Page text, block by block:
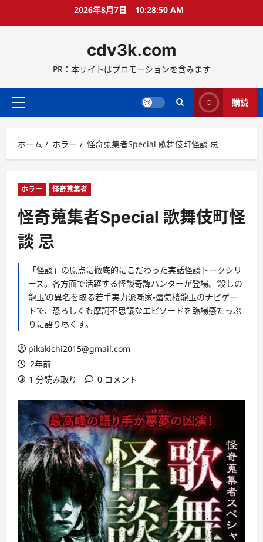
ス
ッ
2026年8月7日 10:28:52 AM
cdv3k.com
PR：本サイトはプロモーションを含みます
メ
メ
ニ
ー
購読
ホーム ホラー 怪奇蒐集者Special 歌舞伎町怪談 忌
ホラー 怪奇蒐集者
怪奇蒐集者Special 歌舞伎町怪
談 忌
「怪談」の原点に徹底的にこだわった実話怪談トークシリ
ーズ。各方面で活躍する怪談奇譚ハンターが登場。‘殺しの
龍玉’の異名を取る若手実力派噺家・蜃気楼龍玉のナビゲー
トで、恐ろしくも摩訶不思議なエピソードを臨場感たっぷ
りに語り尽くす。
pikakichi2015@gmail.com
2年前
1 分読み取り
0 コメント